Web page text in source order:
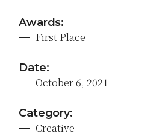
Awards:
First Place
Date:
October 6, 2021
Category:
Creative